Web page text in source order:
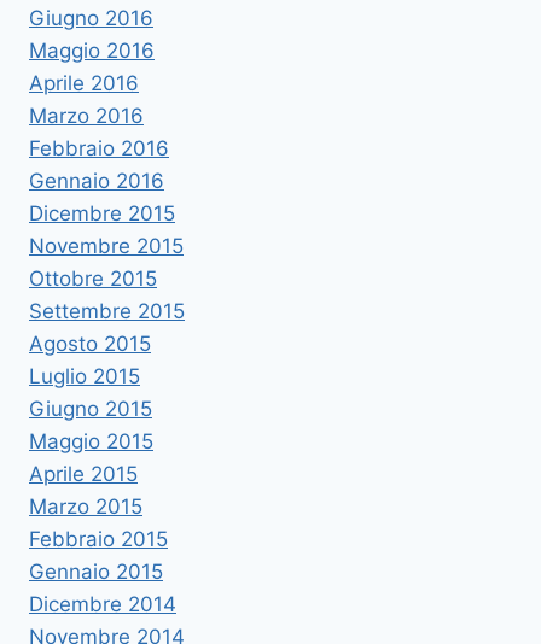
Giugno 2016
Maggio 2016
Aprile 2016
Marzo 2016
Febbraio 2016
Gennaio 2016
Dicembre 2015
Novembre 2015
Ottobre 2015
Settembre 2015
Agosto 2015
Luglio 2015
Giugno 2015
Maggio 2015
Aprile 2015
Marzo 2015
Febbraio 2015
Gennaio 2015
Dicembre 2014
Novembre 2014